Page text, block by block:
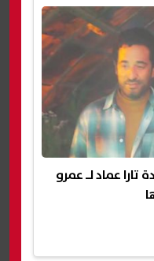
الحلقة 27.. عودة تارا عماد لـ عمرو